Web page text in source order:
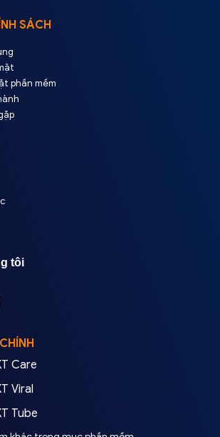
SÁCH
phần mềm
tôi
Care
Viral
Tube